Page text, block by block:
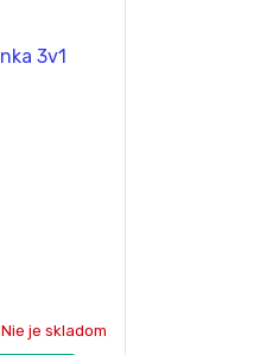
Nie je skladom